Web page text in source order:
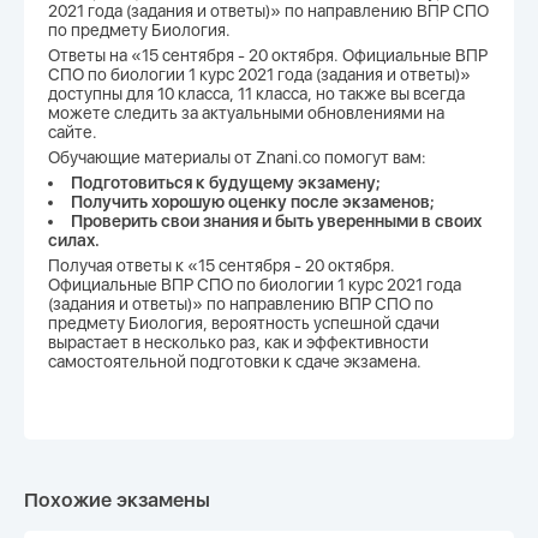
2021 года (задания и ответы)» по направлению ВПР СПО
по предмету Биология.
Ответы на «15 сентября - 20 октября. Официальные ВПР
СПО по биологии 1 курс 2021 года (задания и ответы)»
доступны для 10 класса, 11 класса, но также вы всегда
можете следить за актуальными обновлениями на
сайте.
Обучающие материалы от Znani.co помогут вам:
Подготовиться к будущему экзамену;
Получить хорошую оценку после экзаменов;
Проверить свои знания и быть уверенными в своих
силах.
Получая ответы к «15 сентября - 20 октября.
Официальные ВПР СПО по биологии 1 курс 2021 года
(задания и ответы)» по направлению ВПР СПО по
предмету Биология, вероятность успешной сдачи
вырастает в несколько раз, как и эффективности
самостоятельной подготовки к сдаче экзамена.
Похожие экзамены